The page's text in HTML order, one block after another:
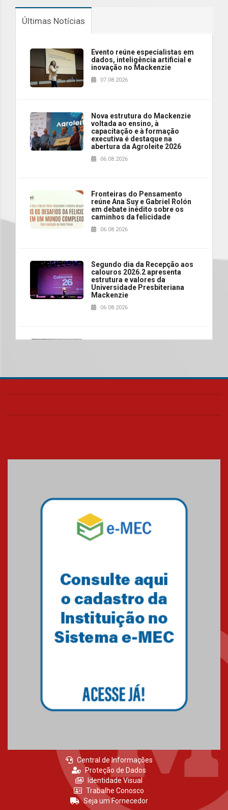
Últimas Notícias
Evento reúne especialistas em
dados, inteligência artificial e
inovação no Mackenzie
07.08.2026
Nova estrutura do Mackenzie
voltada ao ensino, à
capacitação e à formação
executiva é destaque na
abertura da Agroleite 2026
06.08.2026
Fronteiras do Pensamento
reúne Ana Suy e Gabriel Rolón
em debate inédito sobre os
caminhos da felicidade
06.08.2026
Segundo dia da Recepção aos
calouros 2026.2 apresenta
estrutura e valores da
Universidade Presbiteriana
Mackenzie
06.08.2026
realizará nova edição da Feira
04.08.2026
Mackenzie recepciona os
calouros do segundo semestre
Como o Colégio Mackenzie
Brasília prepara seus
estudantes para o PAS antes
mesmo do Ensino Médio
04.08.2026
Central de Informações
Proteção de Dados
Identidade Visual
Trabalhe Conosco
Seja um Fornecedor